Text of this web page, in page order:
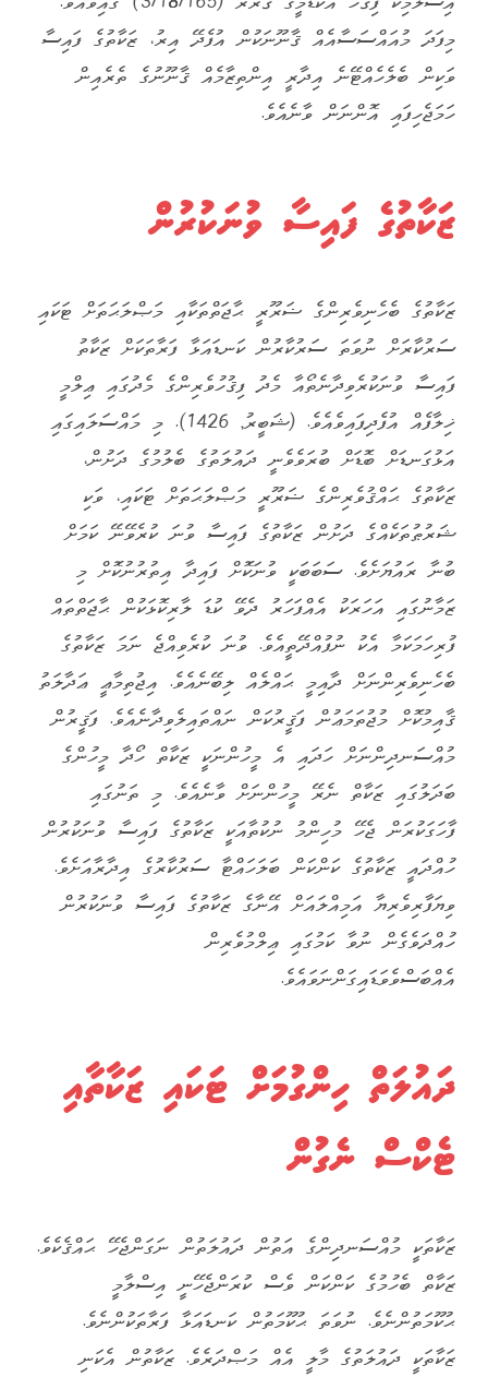
މިފަދަ މުއައްސަސާއެއް ޤާނޫނަކުން އުފެދޭ އިރު، ޒަކާތުގެ ފައިސާ
ވަކިން ބެލެހެއްޓޭނެ އިދާރީ އިންތިޒާމެއް ޤާނޫނުގެ ތެރެއިން
ހަމަޖެހިފައި އޮންނަން ވާނެއެވެ.
ޒަކާތުގެ ފައިސާ ވުނަކުރުން
ޒަކާތުގެ ބެހެނިވެރިންގެ ޟަރޫރީ ޙާޖަތްތަކާއި މަޞްލަޙަތަށް ޓަކައި
ސަރުކާރަށް ނުވަތަ ސަރުކާރުން ކަނޑައަޅާ ފަރާތަކަށް ޒަކާތު
ފައިސާ ވުނަކުރެވިދާނެތޯއާ މެދު ފިޤުހުވެރިންގެ މެދުގައި ޢިލްމީ
ޚިލާފެއް އުފެދިފައިވެއެވެ. (ޝަބީރު, 1426). މި މައްސަލައިގައި
އަޅުގަނޑަށް ބޮޑަށް ބުރަވެވެނީ ދައުލަތުގެ ބެލުމުގެ ދަށުން،
ޒަކާތުގެ ޙައްޤުވެރިންގެ ޟަރޫރީ މަޞްލަޙަތަށް ޓަކައި، ވަކި
ޝަރުޠުތަކެއްގެ ދަށުން ޒަކާތުގެ ފައިސާ ވުނަ ކުރެވޭނޭ ކަމަށް
ބުނާ ރައުޔަށެވެ. ސަބަބަކީ ވުނަކޮށް ފައިދާ އިތުރުނުކޮށް މި
ޒަމާނުގައި އަހަރަކު އެއްފަހަރު ދެވޭ ކުޑަ ލާރިކޮޅަކުން ޙާޖަތްތައް
ފުރިހަމަކަމާ އެކު ނުފުއްދޭތީއެވެ. ވުނަ ކުރެވިއްޖެ ނަމަ ޒަކާތުގެ
ބެހެނިވެރިންނަށް ދާއިމީ ޙައްލެއް ލިބޭނެއެވެ. އިޖުތިމާޢީ ޢަދާލަތު
ޤާއިމުކޮށް މުޖުތަމަޢުން ފަޤީރުކަން ނައްތައިލެވިދާނެއެވެ. ފަޤީރުން
މުއްސަނދިންނަށް ހަދައި އެ މީހުންނަކީ ޒަކާތް ހޯދާ މީހުންގެ
ބަދަލުގައި ޒަކާތް ނެރޭ މީހުންނަށް ވާނެއެވެ. މި ތަނުގައި
ފާހަގަކުރަން ޖެހޭ މުހިންމު ނުކުތާއަކީ ޒަކާތުގެ ފައިސާ ވުނަކުރުން
ހުއްދައީ ޒަކާތުގެ ކަންކަން ބަލަހައްޓާ ސަރުކާރުގެ އިދާރާއަށެވެ.
ވިޔަފާރިވެރިޔާ އަމިއްލައަށް އޭނާގެ ޒަކާތުގެ ފައިސާ ވުނަކުރުން
ހުއްދަވެގެން ނުވާ ކަމުގައި ޢިލްމުވެރިން
އެއްބަސްވެވަޑައިގަންނަވައެވެ.
ދައުލަތް ހިންގުމަށް ޓަކައި ޒަކާތާއި
ޓެކްސް ނެގުން
ޒަކާތަކީ މުއްސަނދިންގެ އަތުން ދައުލަތުން ނަގަންޖެހޭ ޙައްޤެކެވެ.
ޒަކާތް ބެހުމުގެ ކަންކަން ވެސް ކުރަންޖެހޭނީ އިސްލާމީ
ޙުކޫމަތުންނެވެ. ނުވަތަ ޙުކޫމަތުން ކަނޑައަޅާ ފަރާތަކުންނެވެ.
ޒަކާތަކީ ދައުލަތުގެ މާލީ އެއް މަޞްދަރެވެ. ޒަކާތުން އެކަނި